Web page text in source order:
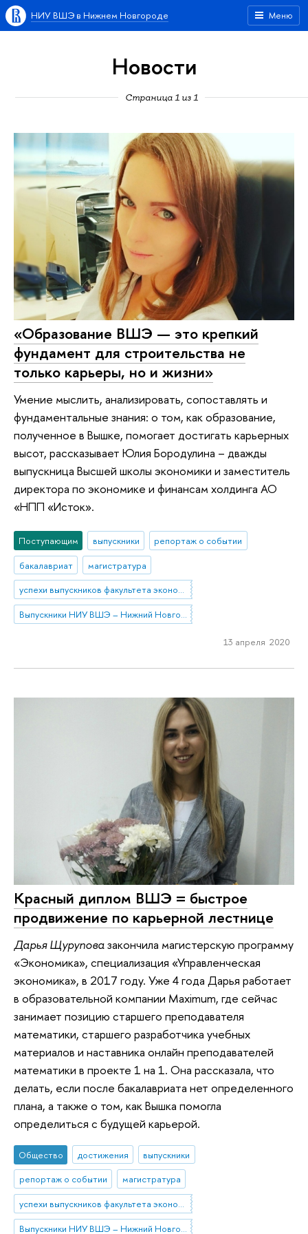
Меню
НИУ ВШЭ в Нижнем Новгороде
Новости
Страница 1 из 1
«Образование ВШЭ — это крепкий
фундамент для строительства не
только карьеры, но и жизни»
Умение мыслить, анализировать, сопоставлять и
фундаментальные знания: о том, как образование,
полученное в Вышке, помогает достигать карьерных
высот, рассказывает Юлия Бородулина – дважды
выпускница Высшей школы экономики и заместитель
директора по экономике и финансам холдинга АО
«НПП «Исток».
Поступающим выпускники
репортаж о событии
бакалавриат
магистратура
успехи выпускников факультета экономики
Выпускники НИУ ВШЭ – Нижний Новгород
13 апреля 2020
Красный диплом ВШЭ = быстрое
продвижение по карьерной лестнице
Дарья Щуруповазакончила магистерскую программу
«Экономика», специализация «Управленческая
экономика», в 2017 году. Уже 4 года Дарья работает
в образовательной компании Maximum, где сейчас
занимает позицию старшего преподавателя
математики, старшего разработчика учебных
материалов и наставника онлайн преподавателей
математики в проекте 1 на 1. Она рассказала, что
делать, если после бакалавриата нет определенного
плана, а также о том, как Вышка помогла
определиться с будущей карьерой.
Общество достижения
выпускники
репортаж о событии
магистратура
успехи выпускников факультета экономики
Выпускники НИУ ВШЭ – Нижний Новгород